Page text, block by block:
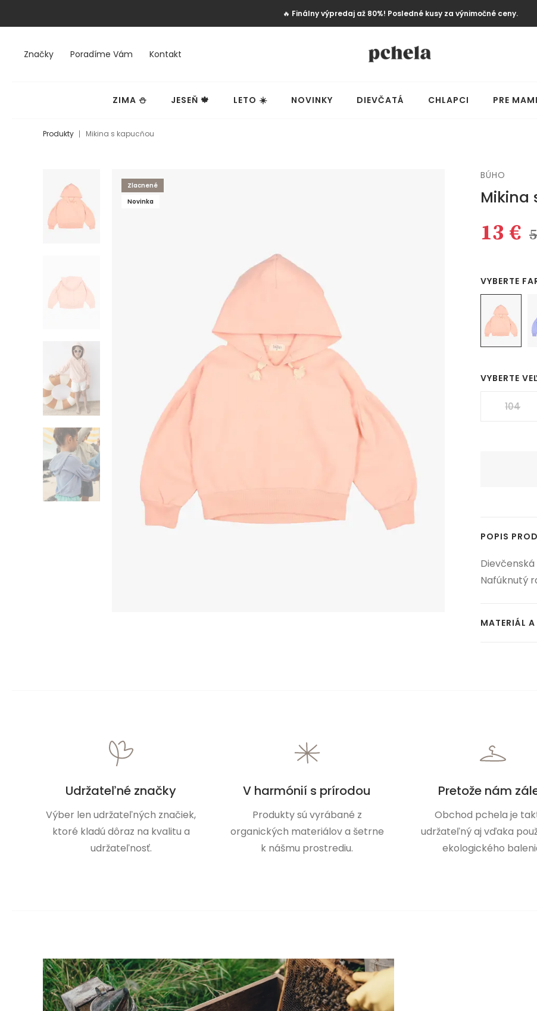
🔥 Finálny výpredaj až 80%! Posledné kusy za výnimočné ceny.
Značky Poradíme Vám Kontakt
ZIMA ⛄ JESEŇ 🍁 LETO ☀️ NOVINKY DIEVČATÁ CHLAPCI PRE
Produkty Mikina s kapucňou
Zlacnené
Novinka
BÚHO
Mikina
13 €
VYBERTE
VYBERTE
104
POPIS
Nafúknutý
MATERIÁL
Udržateľné značky
Výber len udržateľných značiek,
ktoré kladú dôraz na kvalitu a
udržateľnosť.
V harmónií s prírodou
Produkty sú vyrábané z
organických materiálov a šetrne
k nášmu prostrediu.
Pretože nám
Obchod pchela je
udržateľný aj vďaka
ekologického